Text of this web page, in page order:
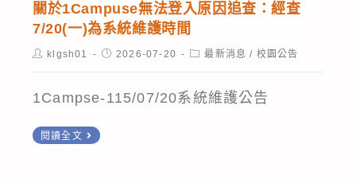
查
照。
￼
￼
攻
防
實
敬
邀
教
師
研
會」、
中
屬
關於1Campuse無法登入原因追查：經查
7/20(一)為系統維護時間
Postklgsh01
Post2026-07-20
Post最新消息 / 校園公告
1Campse-115/07/20系統維護公告
閱讀全文
關